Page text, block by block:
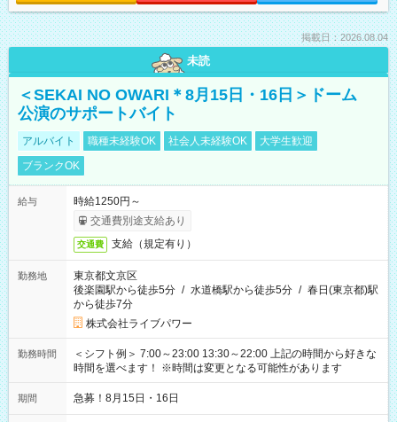
掲載日：2026.08.04
未読
＜SEKAI NO OWARI＊8月15日・16日＞ドーム
公演のサポートバイト
アルバイト 職種未経験OK 社会人未経験OK
大学生歓迎
ブランクOK
給与
時給1250円～
交通費別途支給あり
交通費 支給（規定有り）
勤務地
東京都文京区
後楽園駅から徒歩5分 / 水道橋駅から徒歩5分 / 春日(東京都)駅
から徒歩7分
株式会社ライブパワー
勤務時間
＜シフト例＞ 7:00～23:00 13:30～22:00 上記の時間から好きな
時間を選べます！ ※時間は変更となる可能性があります
期間 急募！8月15日・16日